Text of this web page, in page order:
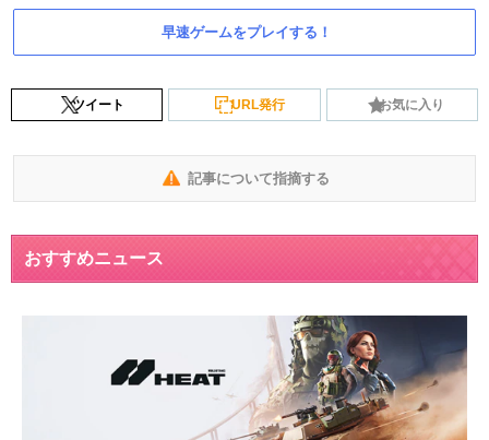
早速ゲームをプレイする！
ツイート URL発行 お気に入り
記事について指摘する
おすすめニュース